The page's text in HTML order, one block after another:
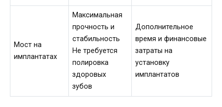
Мост на
имплантатах
Максимальная
прочность и
стабильность
Не требуется
полировка
здоровых
зубов
Дополнительное
время и финансовые
затраты на
установку
имплантатов